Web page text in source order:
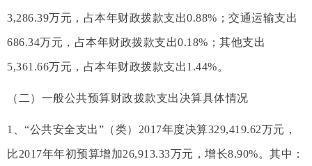
3,286.39万元，占本年财政拨款支出0.88%；交通运输支出
686.34万元，占本年财政拨款支出0.18%；其他支出
5,361.66万元，占本年财政拨款支出1.44%。
（二）一般公共预算财政拨款支出决算具体情况
1、“公共安全支出”（类）2017年度决算329,419.62万元，
比2017年年初预算增加26,913.33万元，增长8.90%。其中：